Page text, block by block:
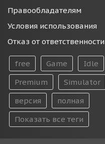
Правообладателям
Условия использования
Отказ от ответственности
free Game Idle
Premium
Simulator
версия
полная
Показать все теги